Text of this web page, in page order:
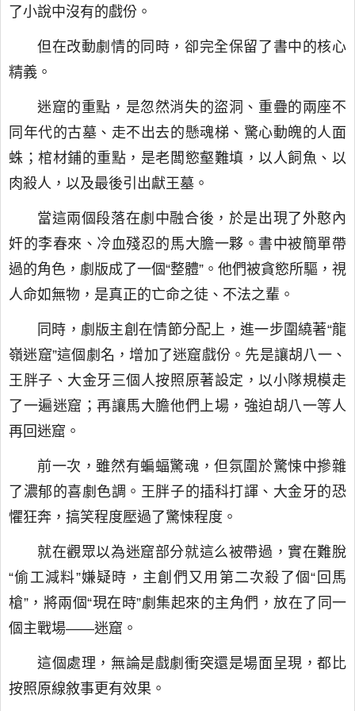
了小說中沒有的戲份。
但在改動劇情的同時，卻完全保留了書中的核心
精義。
迷窟的重點，是忽然消失的盜洞、重疊的兩座不
同年代的古墓、走不出去的懸魂梯、驚心動魄的人面
蛛；棺材鋪的重點，是老闆慾壑難填，以人飼魚、以
肉殺人，以及最後引出獻王墓。
當這兩個段落在劇中融合後，於是出現了外憨內
奸的李春來、冷血殘忍的馬大膽一夥。書中被簡單帶
過的角色，劇版成了一個“整體”。他們被貪慾所驅，視
人命如無物，是真正的亡命之徒、不法之輩。
同時，劇版主創在情節分配上，進一步圍繞著“龍
嶺迷窟”這個劇名，增加了迷窟戲份。先是讓胡八一、
王胖子、大金牙三個人按照原著設定，以小隊規模走
了一遍迷窟；再讓馬大膽他們上場，強迫胡八一等人
再回迷窟。
前一次，雖然有蝙蝠驚魂，但氛圍於驚悚中摻雜
了濃郁的喜劇色調。王胖子的插科打諢、大金牙的恐
懼狂奔，搞笑程度壓過了驚悚程度。
就在觀眾以為迷窟部分就這么被帶過，實在難脫
“偷工減料”嫌疑時，主創們又用第二次殺了個“回馬
槍”，將兩個“現在時”劇集起來的主角們，放在了同一
個主戰場——迷窟。
這個處理，無論是戲劇衝突還是場面呈現，都比
按照原線敘事更有效果。